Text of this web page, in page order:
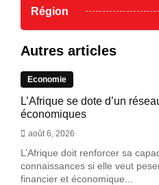
Région
Autres articles
Economie
L’Afrique se dote d’un
économiques
août 6, 2026
L’Afrique doit renforcer sa
connaissances si elle veut
financier et économique...